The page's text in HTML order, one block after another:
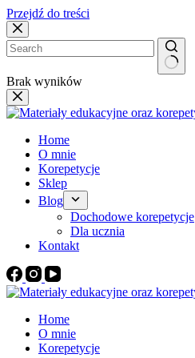
Przejdź do treści
Brak wyników
Home
O mnie
Korepetycje
Sklep
Blog
Dochodowe korepetycje
Dla ucznia
Kontakt
Home
O mnie
Korepetycje